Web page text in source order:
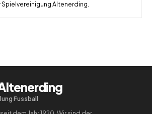
Spielvereinigung Altenerding.
Fussball